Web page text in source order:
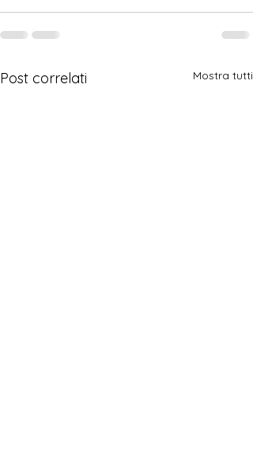
Post correlati Mostra tutti